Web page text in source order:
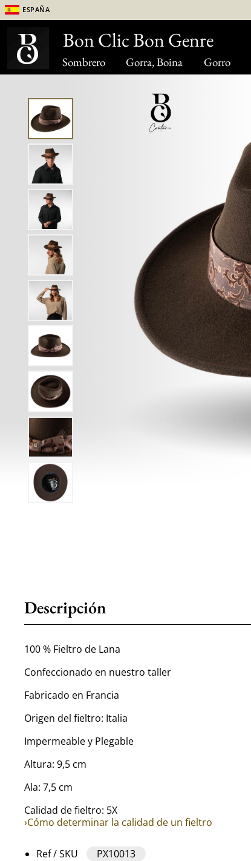
Sombrero Gorra, Boina Gorro
España
Descripción
100 % Fieltro de Lana
Confeccionado en nuestro taller
Fabricado en Francia
Origen del fieltro: Italia
Impermeable y Plegable
Altura: 9,5 cm
Ala: 7,5 cm
Calidad de fieltro: 5X
›Cómo determinar la calidad de un fieltro
Ref / SKU PX10013
Bon Clic Bon Genre